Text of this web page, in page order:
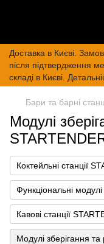
Доставка в Києві.
після підтвердження
складі в Києві.
Бари та барні
Модулі
Коктейльні станції
Функціональні
Кавові станції
Модулі зберігання